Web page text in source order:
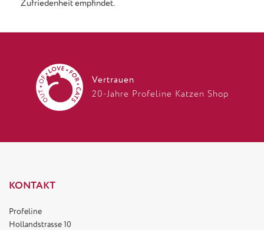
Zufriedenheit empfindet.
Vertrauen
20-Jahre Profeline Katzen Shop
KONTAKT
Profeline
Hollandstrasse 10